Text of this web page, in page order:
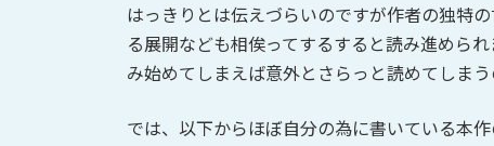
はっきりとは伝えづらいのですが作者の独特
る展開なども相俟ってするすると読み進めら
み始めてしまえば意外とさらっと読めてしまう
では、以下からほぼ自分の為に書いている本